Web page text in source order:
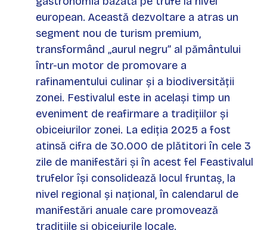
european. Această dezvoltare a atras un
segment nou de turism premium,
transformând „aurul negru” al pământului
într-un motor de promovare a
rafinamentului culinar și a biodiversității
zonei. Festivalul este in același timp un
eveniment de reafirmare a tradițiilor și
obiceiurilor zonei. La ediția 2025 a fost
atinsă cifra de 30.000 de plătitori în cele 3
zile de manifestări și în acest fel Feastivalul
trufelor își consolidează locul fruntaș, la
nivel regional și național, în calendarul de
manifestări anuale care promovează
tradițiile și obiceiurile locale.